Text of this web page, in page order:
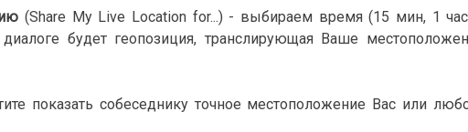
(Share My Live Location for...) - выбираем время (15 мин, 1
будет геопозиция, транслирующая Ваше
показать собеседнику точное местоположение Вас или